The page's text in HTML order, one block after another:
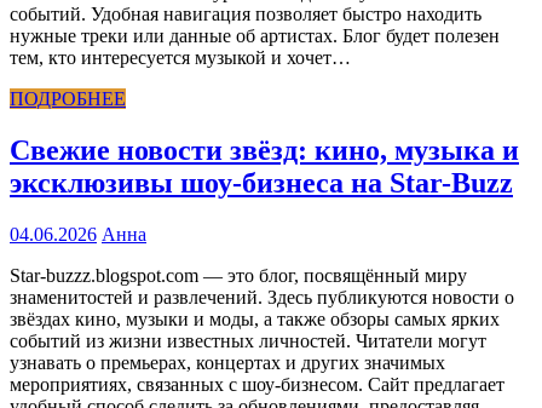
событий. Удобная навигация позволяет быстро находить
нужные треки или данные об артистах. Блог будет полезен
тем, кто интересуется музыкой и хочет…
ПОДРОБНЕЕ
Свежие новости звёзд: кино, музыка и
эксклюзивы шоу-бизнеса на Star-Buzz
04.06.2026 Анна
Star-buzzz.blogspot.com — это блог, посвящённый миру
знаменитостей и развлечений. Здесь публикуются новости о
звёздах кино, музыки и моды, а также обзоры самых ярких
событий из жизни известных личностей. Читатели могут
узнавать о премьерах, концертах и других значимых
мероприятиях, связанных с шоу-бизнесом. Сайт предлагает